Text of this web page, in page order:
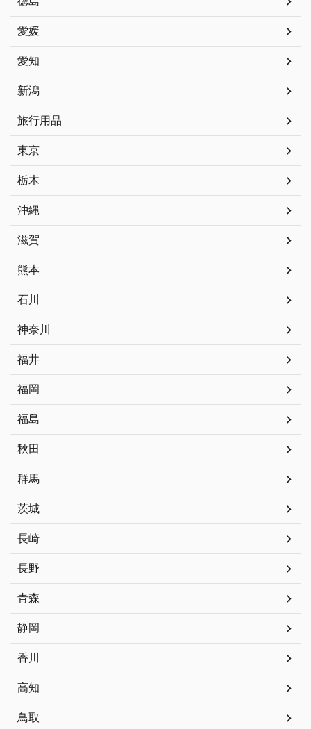
愛媛
愛知
新潟
旅行用品
東京
栃木
沖縄
滋賀
熊本
石川
神奈川
福井
福岡
福島
秋田
群馬
茨城
長崎
長野
青森
静岡
香川
高知
鳥取